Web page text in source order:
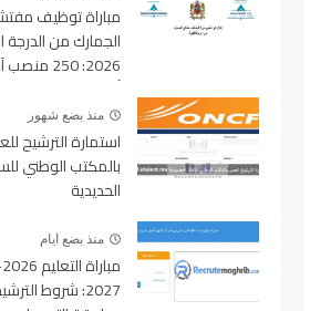
مباراة توظيف
الجمارك من الدرجة
2026: 250
2026منذ بضع شهور
استمارة الترشيح
بالمكتب الوطني
الحديدية
منذ بضع ايام
2027: شروط